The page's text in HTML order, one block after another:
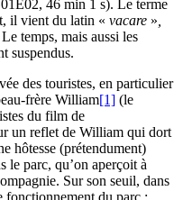
46 min 1 s). Le terme
il vient du latin « vacare »
temps, mais aussi les
suspendus.
des touristes, en particulier
frère William[1] (le
du film de
un reflet de William qui dort
hôtesse (prétendument)
le parc, qu’on aperçoit à
Sur son seuil, dans
fonctionnement du parc :